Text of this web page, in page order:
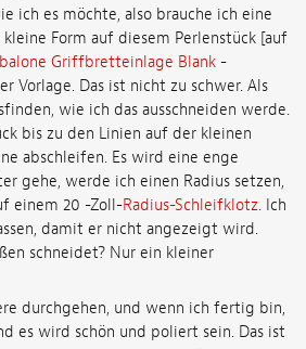
ich es möchte, also brauche ich eine
Form auf diesem Perlenstück [auf
Griffbretteinlage Blank-
Vorlage. Das ist nicht zu schwer. Als
wie ich das ausschneiden werde.
bis zu den Linien auf der kleinen
abschleifen. Es wird eine enge
gehe, werde ich einen Radius setzen,
einem 20 -Zoll-Radius-Schleifklotz. Ich
damit er nicht angezeigt wird.
schneidet? Nur ein kleiner
durchgehen, und wenn ich fertig bin,
es wird schön und poliert sein. Das ist